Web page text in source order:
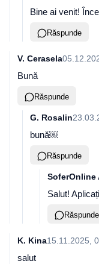
Bine ai venit!
Răspunde
V. Cerasela
Bună
Răspunde
G. Rosalin
bună￼
Răspunde
SoferOnline
Salut!
Răspunde
K. Kina15.11.2025,
salut